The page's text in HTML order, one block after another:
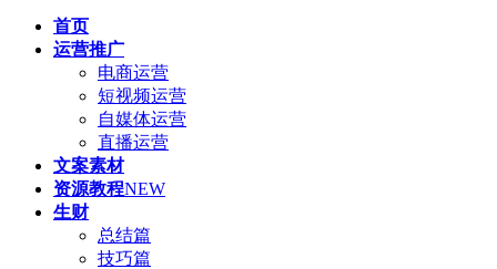
首页
运营推广
电商运营
短视频运营
自媒体运营
直播运营
文案素材
资源教程NEW
生财
总结篇
技巧篇